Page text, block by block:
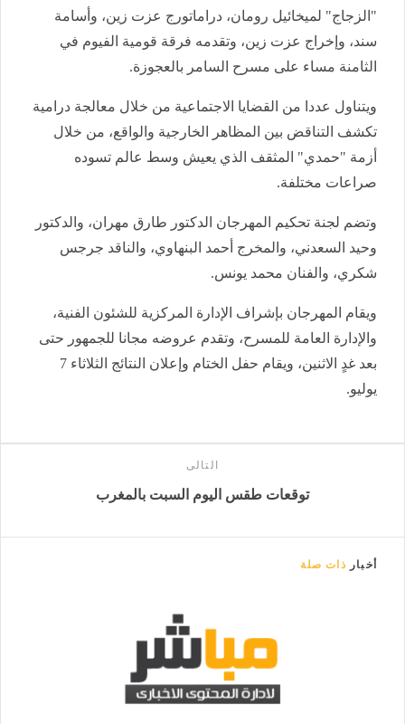
"الزجاج" لميخائيل رومان، دراماتورج عزت زين، وأسامة
سند، وإخراج عزت زين، وتقدمه فرقة قومية الفيوم في
الثامنة مساء على مسرح السامر بالعجوزة.
ويتناول عددا من القضايا الاجتماعية من خلال معالجة درامية
تكشف التناقض بين المظاهر الخارجية والواقع، من خلال
أزمة "حمدي" المثقف الذي يعيش وسط عالم تسوده
صراعات مختلفة.
وتضم لجنة تحكيم المهرجان الدكتور طارق مهران، والدكتور
وحيد السعدني، والمخرج أحمد البنهاوي، والناقد جرجس
شكري، والفنان محمد يونس.
ويقام المهرجان بإشراف الإدارة المركزية للشئون الفنية،
والإدارة العامة للمسرح، وتقدم عروضه مجانا للجمهور حتى
بعد غدٍ الاثنين، ويقام حفل الختام وإعلان النتائج الثلاثاء 7
يوليو.
التالى
توقعات طقس اليوم السبت بالمغرب
أخبار ذات صلة